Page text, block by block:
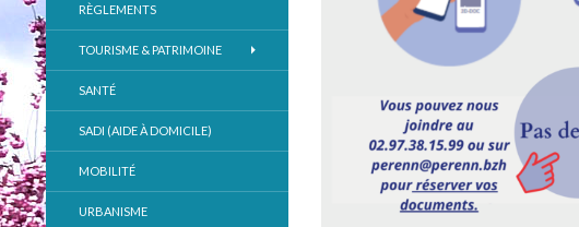
RÈGLEMENTS
TOURISME & PATRIMOINE
SANTÉ
SADI (AIDE À DOMICILE)
MOBILITÉ
URBANISME